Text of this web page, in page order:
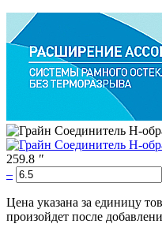
259.8 "
–
Цена указана за единицу
произойдет после